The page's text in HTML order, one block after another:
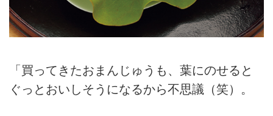
「買ってきたおまんじゅうも、葉にのせると
ぐっとおいしそうになるから不思議（笑）。